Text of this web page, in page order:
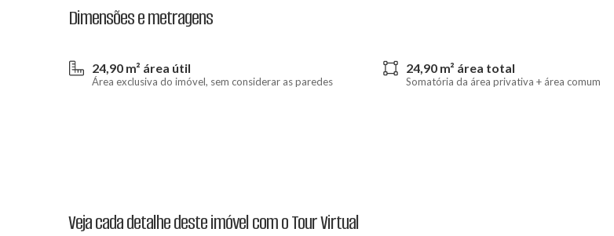
Dimensões e metragens
24,90 m² área útil
Área exclusiva do imóvel, sem considerar as paredes
24,90 m² área total
Somatória da área privativa + área comum
Veja cada detalhe deste imóvel com o Tour Virtual